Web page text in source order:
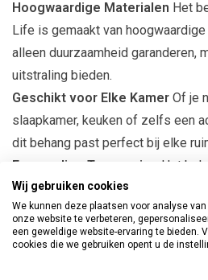
Hoogwaardige Materialen Het
Life is gemaakt van
alleen duurzaamheid garanderen,
uitstraling bieden.
Geschikt voor Elke Kamer Of je
slaapkamer, keuken of zelfs een
dit behang past perfect bij elke
Eenvoudige Toepassing
Het
brengen, waardoor het een ideale
ervaren als beginnende
Wij gebruiken cookies
We kunnen deze plaatsen voor analyse
onze website te verbeteren,
een geweldige website-ervaring te bieden.
cookies die we gebruiken opent u de